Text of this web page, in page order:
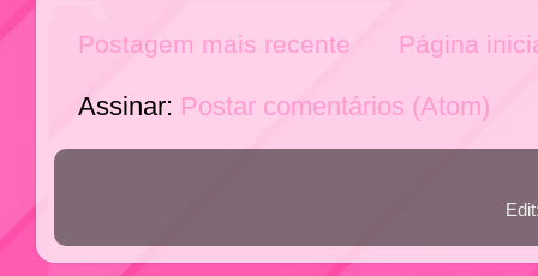
Postagem mais recente Página
Assinar: Postar comentários (Atom)